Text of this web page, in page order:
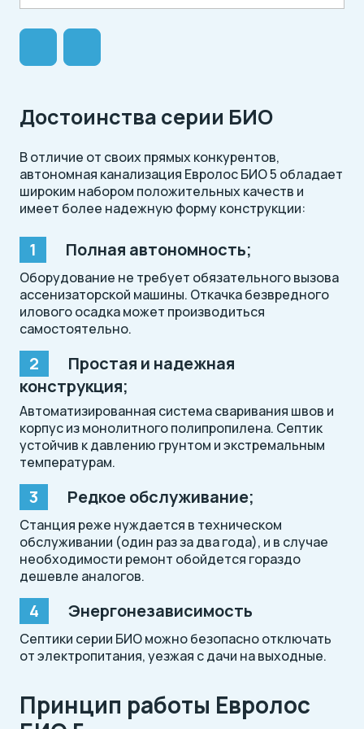
Достоинства серии БИО
В отличие от своих прямых конкурентов,
автономная канализация Евролос БИО 5 обладает
широким набором положительных качеств и
имеет более надежную форму конструкции:
Полная автономность;
Оборудование не требует обязательного вызова
ассенизаторской машины. Откачка безвредного
илового осадка может производиться
самостоятельно.
Простая и надежная
конструкция;
Автоматизированная система сваривания швов и
корпус из монолитного полипропилена. Септик
устойчив к давлению грунтом и экстремальным
температурам.
Редкое обслуживание;
Станция реже нуждается в техническом
обслуживании (один раз за два года), и в случае
необходимости ремонт обойдется гораздо
дешевле аналогов.
Энергонезависимость
Септики серии БИО можно безопасно отключать
от электропитания, уезжая с дачи на выходные.
Принцип работы Евролос